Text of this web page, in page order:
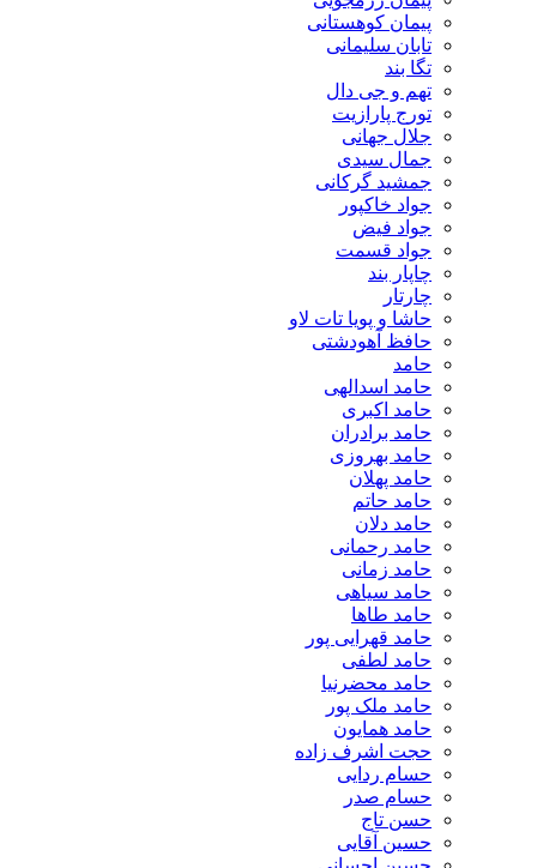
پیمان کوهستانی
تابان سلیمانی
تگا بند
تهم و جی دال
تورج پارازیت
جلال جهانی
جمال سیدی
جمشید گرکانی
جواد خاکپور
جواد فیض
جواد قسمت
چاپار بند
چارتار
حاشا و پویا تات لاو
حافظ آهودشتی
حامد
حامد اسدالهی
حامد اکبری
حامد برادران
حامد بهروزی
حامد پهلان
حامد حاتم
حامد دلان
حامد رحمانی
حامد زمانی
حامد سیاهی
حامد طاها
حامد قهرایی پور
حامد لطفی
حامد محضرنیا
حامد ملک پور
حامد همایون
حجت اشرف زاده
حسام ردایی
حسام صدر
حسن تاج
حسین آقایی